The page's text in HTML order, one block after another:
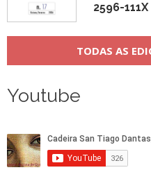
2596-111X
TODAS AS
Youtube